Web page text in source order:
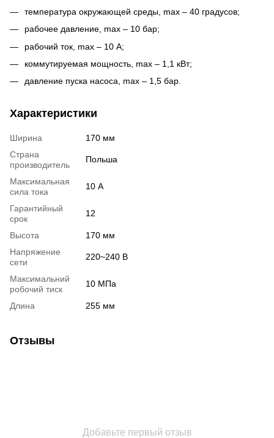
температура окружающей среды, max – 40 градусов;
рабочее давление, max – 10 бар;
рабочий ток, max – 10 А;
коммутируемая мощность, max – 1,1 кВт;
давление пуска насоса, max – 1,5 бар.
Характеристики
Ширина
170 мм
Страна
производитель
Польша
Максимальная
сила тока
10 А
Гарантийный
срок
12
Высота
170 мм
Напряжение
сети
220~240 В
Максимальний
робочий тиск
10 МПа
Длина 255 мм
Отзывы
Добавьте первый отзыв